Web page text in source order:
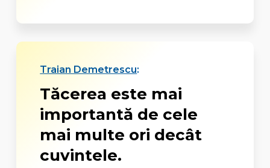
Traian Demetrescu:
Tăcerea este mai
importantă de cele
mai multe ori decât
cuvintele.